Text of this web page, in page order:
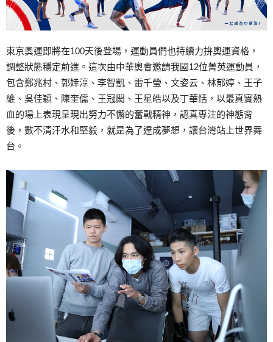
東京奧運即將在100天後登場，運動員們也持續力拚奧運資格，
調整狀態穩定前進。這次由中華奧會邀請我國12位菁英運動員，
包含鄭兆村、郭婞淳、李智凱、雷千瑩、文姿云、林郁婷、王子
維、吳佳穎、陳奎儒、王冠閎、王星皓以及丁華恬，以最真實熱
血的場上表現呈現出努力不懈的奮戰精神，認真專注的神態背
後，數不清汗水和堅毅，就是為了達成夢想，讓台灣站上世界舞
台。